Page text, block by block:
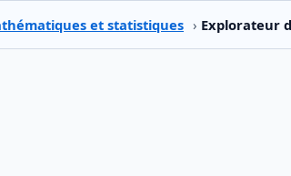
et statistiques › Explorateur